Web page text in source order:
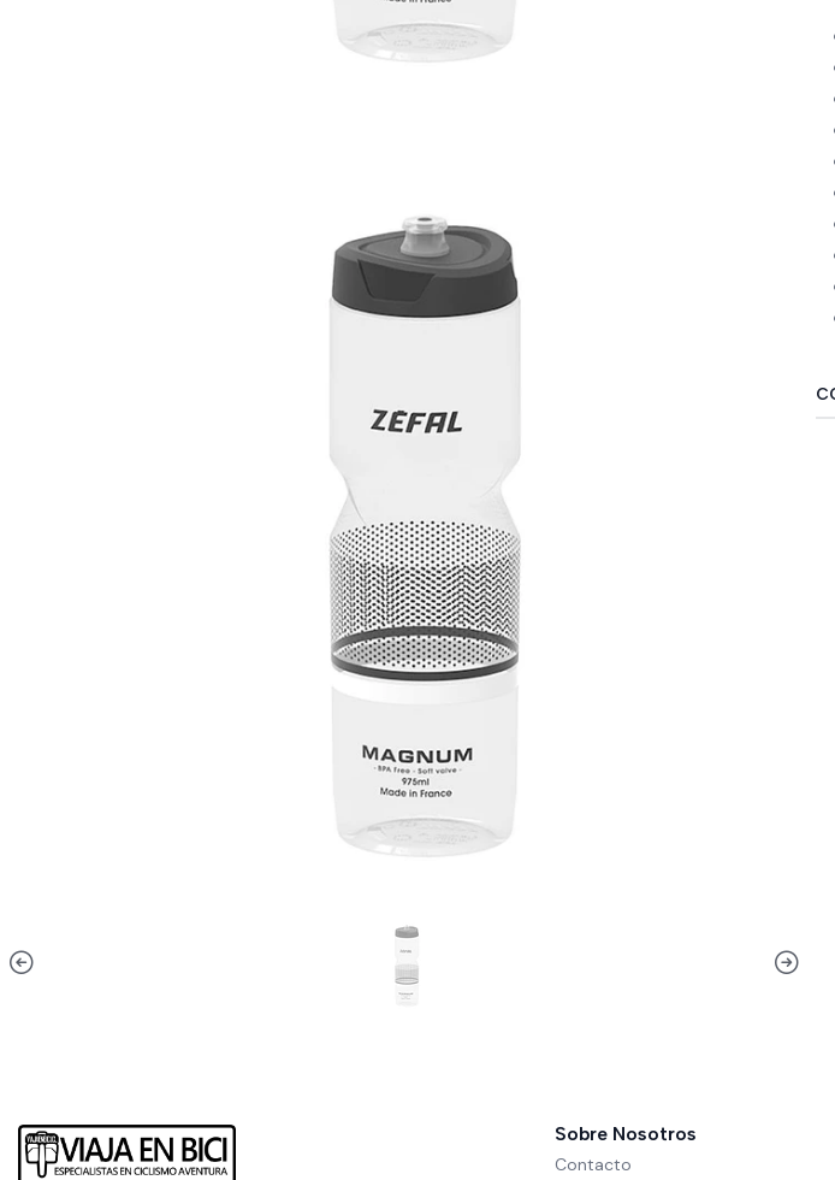
Sobre Nosotros
Contacto